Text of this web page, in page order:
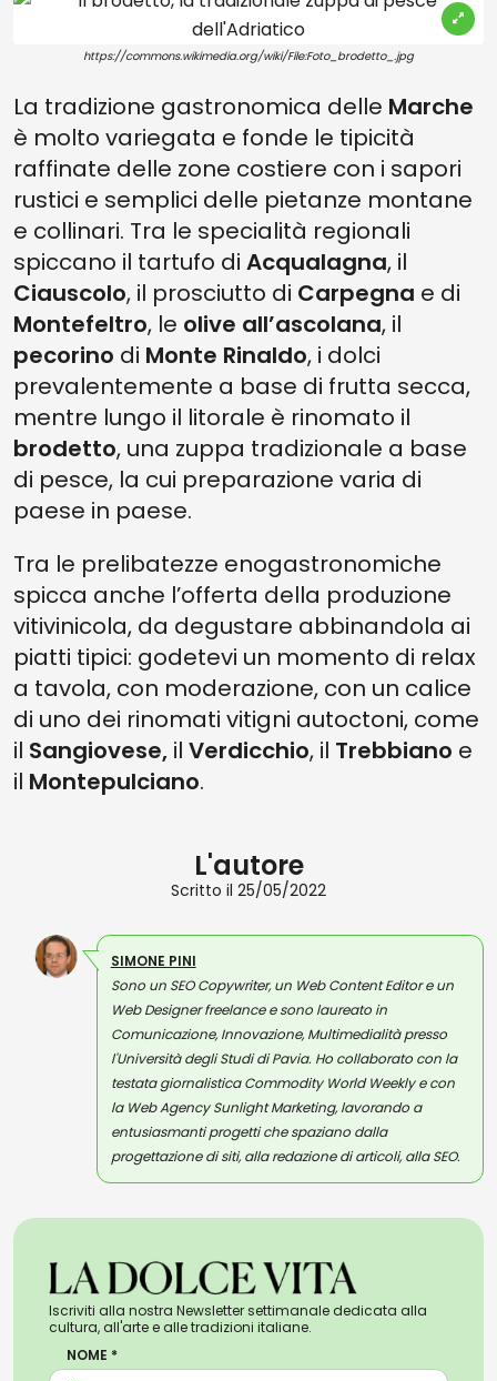
https://commons.wikimedia.org/wiki/File:Foto_brodetto_.jpg
La tradizione gastronomica delle Marche
è molto variegata e fonde le tipicità
raffinate delle zone costiere con i sapori
rustici e semplici delle pietanze montane
e collinari. Tra le specialità regionali
spiccano il tartufo di Acqualagna, il
Ciauscolo, il prosciutto di Carpegna e di
Montefeltro, le olive all’ascolana, il
pecorino di Monte Rinaldo, i dolci
prevalentemente a base di frutta secca,
mentre lungo il litorale è rinomato il
brodetto, una zuppa tradizionale a base
di pesce, la cui preparazione varia di
paese in paese.
Tra le prelibatezze enogastronomiche
spicca anche l’offerta della produzione
vitivinicola, da degustare abbinandola ai
piatti tipici: godetevi un momento di relax
a tavola, con moderazione, con un calice
di uno dei rinomati vitigni autoctoni, come
il Sangiovese, il Verdicchio, il Trebbiano e
il Montepulciano.
L'autore
Scritto il 25/05/2022
SIMONE PINI
Sono un SEO Copywriter, un Web Content Editor e un
Web Designer freelance e sono laureato in
Comunicazione, Innovazione, Multimedialità presso
l'Università degli Studi di Pavia. Ho collaborato con la
testata giornalistica Commodity World Weekly e con
la Web Agency Sunlight Marketing, lavorando a
entusiasmanti progetti che spaziano dalla
progettazione di siti, alla redazione di articoli, alla SEO.
Iscriviti alla nostra Newsletter settimanale dedicata alla
cultura, all'arte e alle tradizioni italiane.
NOME *